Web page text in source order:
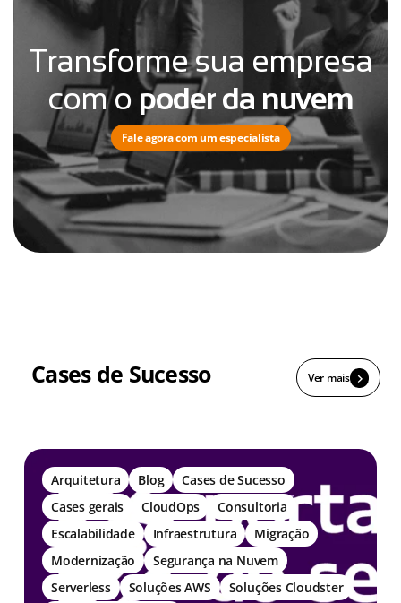
Transforme sua empresa
com o poder da nuvem
Fale agora com um especialista
Cases de Sucesso Ver mais
Arquitetura Blog
Cases de Sucesso
Cases gerais
CloudOps
Consultoria
Escalabilidade
Infraestrutura
Migração
Modernização
Segurança na Nuvem
Serverless
Soluções AWS Soluções Cloudster